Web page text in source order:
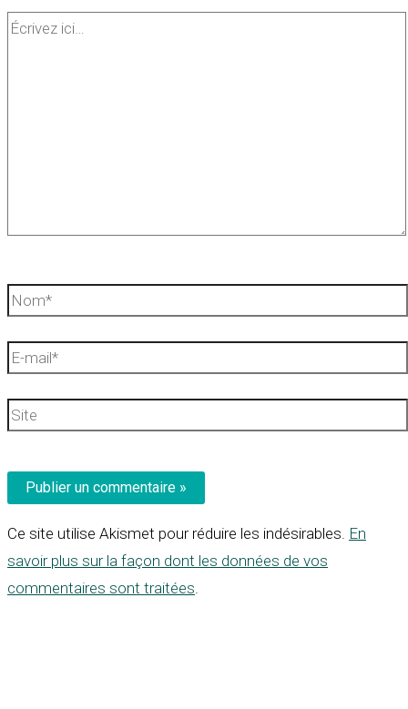
Écrivez
Nom*
E-
Site
Ce site utilise Akismet pour réduire les indésirables. En
savoir plus sur la façon dont les données de vos
commentaires sont traitées